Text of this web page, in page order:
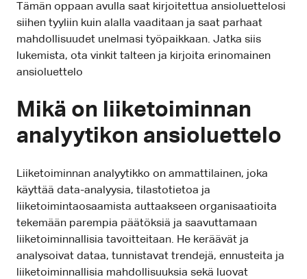
Tämän oppaan avulla saat kirjoitettua ansioluettelosi
siihen tyyliin kuin alalla vaaditaan ja saat parhaat
mahdollisuudet unelmasi työpaikkaan. Jatka siis
lukemista, ota vinkit talteen ja kirjoita erinomainen
ansioluettelo
Mikä on liiketoiminnan
analyytikon ansioluettelo
Liiketoiminnan analyytikko on ammattilainen, joka
käyttää data-analyysia, tilastotietoa ja
liiketoimintaosaamista auttaakseen organisaatioita
tekemään parempia päätöksiä ja saavuttamaan
liiketoiminnallisia tavoitteitaan. He keräävät ja
analysoivat dataa, tunnistavat trendejä, ennusteita ja
liiketoiminnallisia mahdollisuuksia sekä luovat